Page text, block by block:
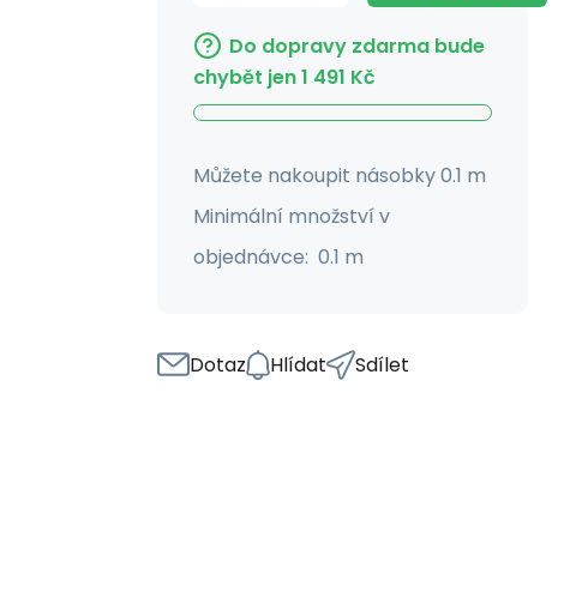
Do dopravy zdarma bude
chybět jen1 491 Kč
Můžete nakoupit násobky 0.1 m
Minimální množství v
objednávce: 0.1 m
Dotaz Hlídat Sdílet